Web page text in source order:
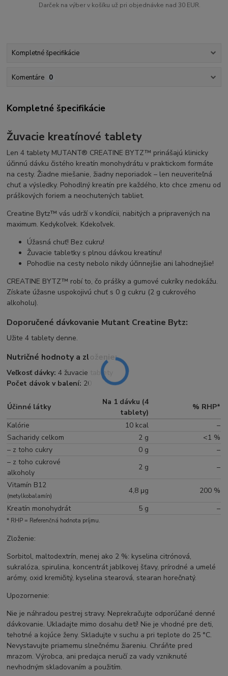
Darček na výber v košíku už pri objednávke nad 30 EUR.
Kompletné špecifikácie
Komentáre 0
Kompletné špecifikácie
Žuvacie kreatínové tablety
Len 4 tablety MUTANT® CREATINE BYTZ™ prinášajú klinicky
účinnú dávku čistého kreatín monohydrátu v praktickom formáte
na cesty. Žiadne miešanie, žiadny neporiadok – len neuveriteľná
chuť a výsledky. Pohodlný kreatín pre každého, kto chce zmenu od
práškových foriem a neochutených tabliet.
Creatine Bytz™ vás udrží v kondícii, nabitých a pripravených na
maximum. Kedykoľvek. Kdekoľvek.
Úžasná chuť! Bez cukru!
Žuvacie tabletky s plnou dávkou kreatínu!
Pohodlie na cesty nebolo nikdy účinnejšie ani lahodnejšie!
CREATINE BYTZ™ robí to, čo prášky a gumové cukríky nedokážu.
Získate úžasne uspokojivú chuť s 0 g cukru (2 g cukrového
alkoholu).
Doporučené dávkovanie Mutant Creatine Bytz:
Užite 4 tablety denne.
Nutričné hodnoty a zloženie:
Veľkosť dávky: 4 žuvacie tablety
Počet dávok v balení: 20
Účinné látky
Na 1 dávku (4
tablety)
% RHP*
Kalórie
10 kcal
–
Sacharidy celkom
2 g
<1 %
– z toho cukry
0 g
–
– z toho cukrové
alkoholy
2 g
–
Vitamín B12
(metylkobalamín)
4,8 μg
200 %
Kreatín monohydrát
5 g –
* RHP = Referenčná hodnota príjmu.
Zloženie:
Sorbitol, maltodextrín, menej ako 2 %: kyselina citrónová,
sukralóza, spirulina, koncentrát jablkovej šťavy, prírodné a umelé
arómy, oxid kremičitý, kyselina stearová, stearan horečnatý.
Upozornenie:
Nie je náhradou pestrej stravy. Neprekračujte odporúčané denné
dávkovanie. Ukladajte mimo dosahu detí! Nie je vhodné pre deti,
tehotné a kojúce ženy. Skladujte v suchu a pri teplote do 25 °C.
Nevystavujte priamemu slnečnému žiareniu. Chráňte pred
mrazom. Výrobca, ani predajca neručí za vady vzniknuté
nevhodným skladovaním a použitím.